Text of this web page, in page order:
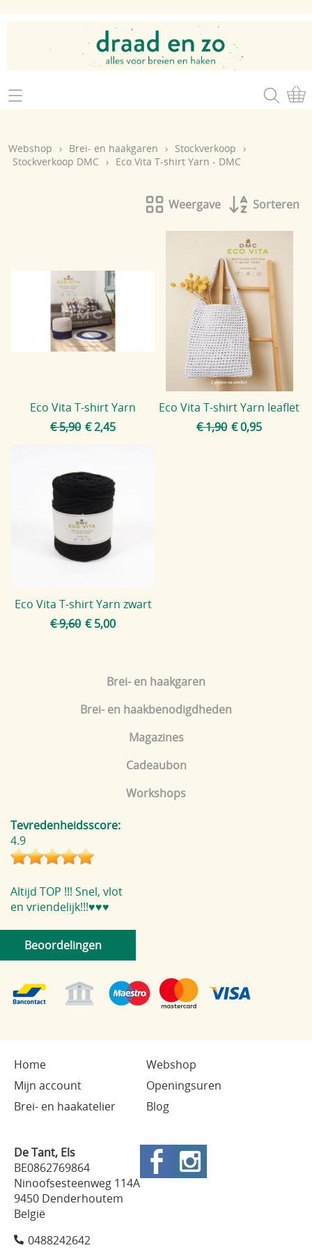
Home
Brei- en haakgaren
Workshops
Mijn account
Atelier op zondag
Contact
Brei- en haakgaren
Brei- en haakbenodigdheden
Magazines
Cadeaubon
Workshops
Tevredenheidsscore:
4.9
Altijd TOP !!! Snel, vlot
en vriendelijk!!!♥️♥️♥️
Beoordelingen
Webshop › Brei- en haakgaren › Stockverkoop
›
Stockverkoop DMC
› Eco Vita T-shirt Yarn - DMC
Weergave Sorteren
Eco Vita T-shirt Yarn
€ 5,90 € 2,45
Eco Vita T-shirt Yarn leaflet
€ 1,90 € 0,95
Eco Vita T-shirt Yarn zwart
€ 9,60 € 5,00
Home
Webshop
Mijn account
Openingsuren
Brei- en haakatelier
Blog
De Tant, Els
BE0862769864
Ninoofsesteenweg 114A
9450 Denderhoutem
België
0488242642